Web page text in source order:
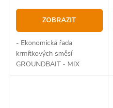
ZOBRAZIT
- Ekonomická řada
krmítkových směsí
GROUNDBAIT - MIX